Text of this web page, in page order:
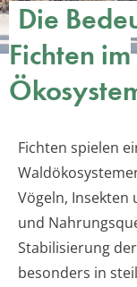
Die
Fichten im
Fichten spielen
Vögeln, Insekten
und
Stabilisierung
besonders in